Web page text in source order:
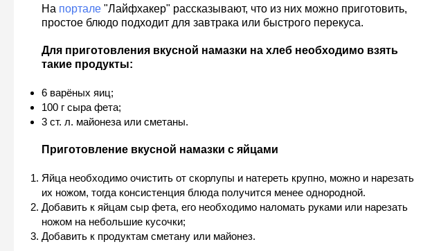
На портале"Лайфхакер" рассказывают, что из них можно приготовить,
простое блюдо подходит для завтрака или быстрого перекуса.
Для приготовления вкусной намазки на хлеб необходимо взять
такие продукты:
6 варёных яиц;
100 г сыра фета;
3 ст. л. майонеза или сметаны.
Приготовление вкусной намазки с яйцами
Яйца необходимо очистить от скорлупы и натереть крупно, можно и нарезать
их ножом, тогда консистенция блюда получится менее однородной.
Добавить к яйцам сыр фета, его необходимо наломать руками или нарезать
ножом на небольшие кусочки;
Добавить к продуктам сметану или майонез.